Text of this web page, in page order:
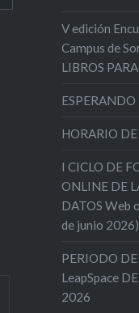
V edición
Campus de
LIBROS
ESPERANDO
HORARIO
I CICLO DE
ONLINE DE
DATOS Web
de junio 2026)
PERIODO
LeapSpace
2026